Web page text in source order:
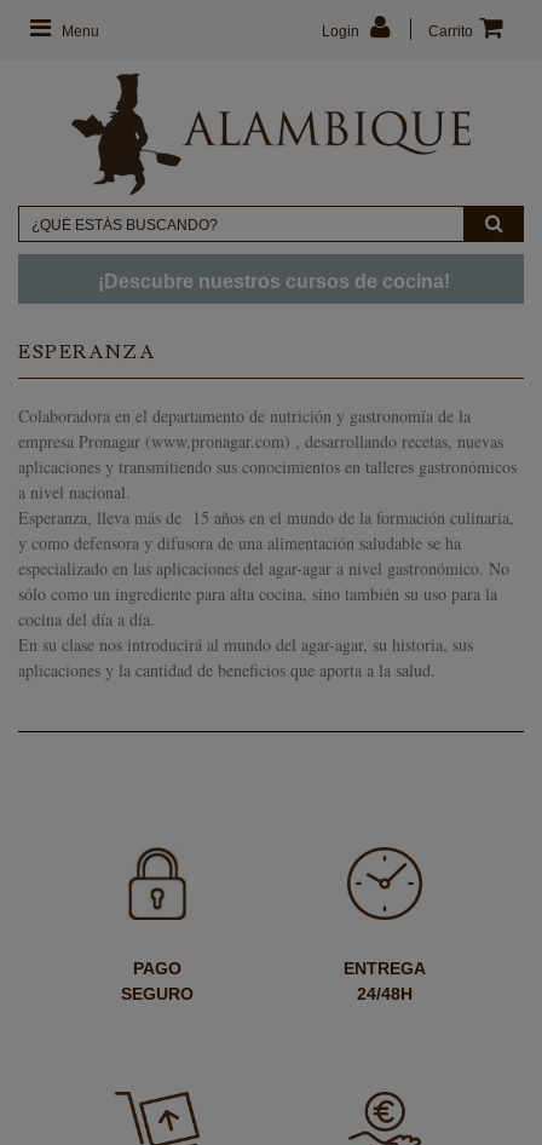
Menu Carrito
Login
¡Descubre nuestros cursos de cocina!
ESPERANZA
Colaboradora en el departamento de nutrición y gastronomía de la
empresa Pronagar (www.pronagar.com) , desarrollando recetas, nuevas
aplicaciones y transmitiendo sus conocimientos en talleres gastronómicos
a nivel nacional.
Esperanza, lleva más de 15 años en el mundo de la formación culinaria,
y como defensora y difusora de una alimentación saludable se ha
especializado en las aplicaciones del agar-agar a nivel gastronómico. No
sólo como un ingrediente para alta cocina, sino también su uso para la
cocina del día a día.
En su clase nos introducirá al mundo del agar-agar, su historia, sus
aplicaciones y la cantidad de beneficios que aporta a la salud.
PAGO
SEGURO
ENTREGA
24/48H